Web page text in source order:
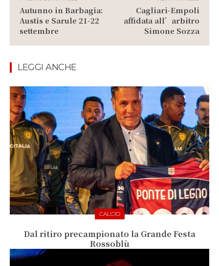
Autunno in Barbagia:
Austis e Sarule 21-22
settembre
Cagliari-Empoli
affidata all’arbitro
Simone Sozza
LEGGI ANCHE
CALCIO
Dal ritiro precampionato la Grande Festa
Rossoblù